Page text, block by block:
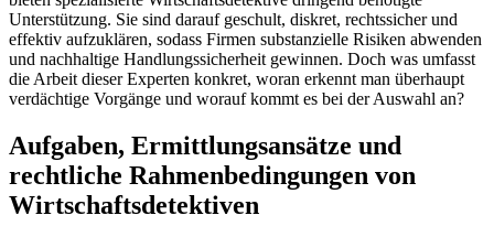
Unterstützung. Sie sind darauf geschult, diskret, rechtssicher und
effektiv aufzuklären, sodass Firmen substanzielle Risiken abwenden
und nachhaltige Handlungssicherheit gewinnen. Doch was umfasst
die Arbeit dieser Experten konkret, woran erkennt man überhaupt
verdächtige Vorgänge und worauf kommt es bei der Auswahl an?
Aufgaben, Ermittlungsansätze und
rechtliche Rahmenbedingungen von
Wirtschaftsdetektiven